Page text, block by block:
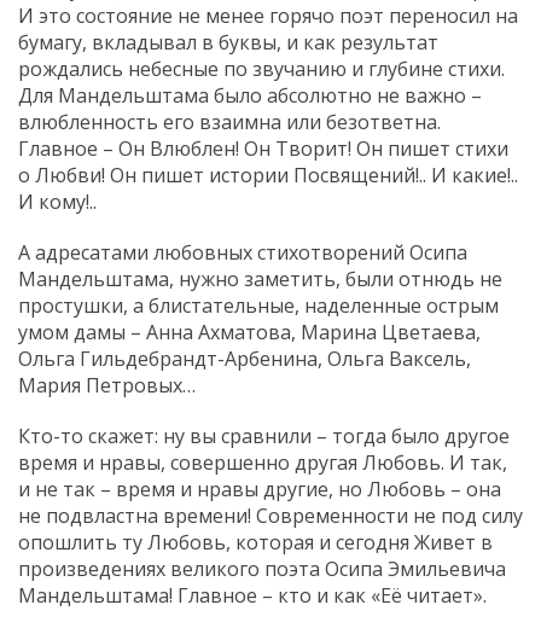
И это состояние не менее горячо поэт переносил на
бумагу, вкладывал в буквы, и как результат
рождались небесные по звучанию и глубине стихи.
Для Мандельштама было абсолютно не важно –
влюбленность его взаимна или безответна.
Главное – Он Влюблен! Он Творит! Он пишет стихи
о Любви! Он пишет истории Посвящений!.. И какие!..
И кому!..
А адресатами любовных стихотворений Осипа
Мандельштама, нужно заметить, были отнюдь не
простушки, а блистательные, наделенные острым
умом дамы – Анна Ахматова, Марина Цветаева,
Ольга Гильдебрандт-Арбенина, Ольга Ваксель,
Мария Петровых…
Кто-то скажет: ну вы сравнили – тогда было другое
время и нравы, совершенно другая Любовь. И так,
и не так – время и нравы другие, но Любовь – она
не подвластна времени! Современности не под силу
опошлить ту Любовь, которая и сегодня Живет в
произведениях великого поэта Осипа Эмильевича
Мандельштама! Главное – кто и как «Её читает».